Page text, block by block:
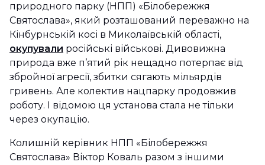
природного парку (НПП) «Білобережжя
Святослава», який розташований переважно на
Кінбурнській косі в Миколаївській області,
окупували російські військові. Дивовижна
природа вже п’ятий рік нещадно потерпає від
збройної агресії, збитки сягають мільярдів
гривень. Але колектив нацпарку продовжив
роботу. І відомою ця установа стала не тільки
через окупацію.
Колишній керівник НПП «Білобережжя
Святослава» Віктор Коваль разом з іншими